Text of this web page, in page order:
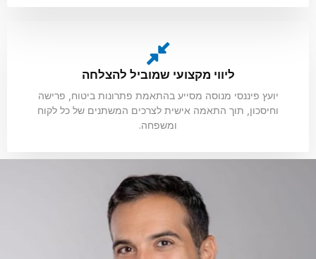
ליווי מקצועי שמוביל להצלחה
יועץ פיננסי מנוסה מסייע בהתאמת פתרונות ביטוח, פרישה
וחיסכון, תוך התאמה אישית לצרכים המשתנים של כל לקוח
ומשפחה.